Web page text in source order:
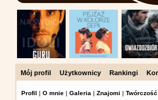
Mój profil Użytkownicy Rankingi
Profil | O mnie | Galeria | Znajomi | Twórczość